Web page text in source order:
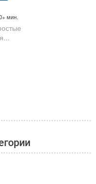
мин.